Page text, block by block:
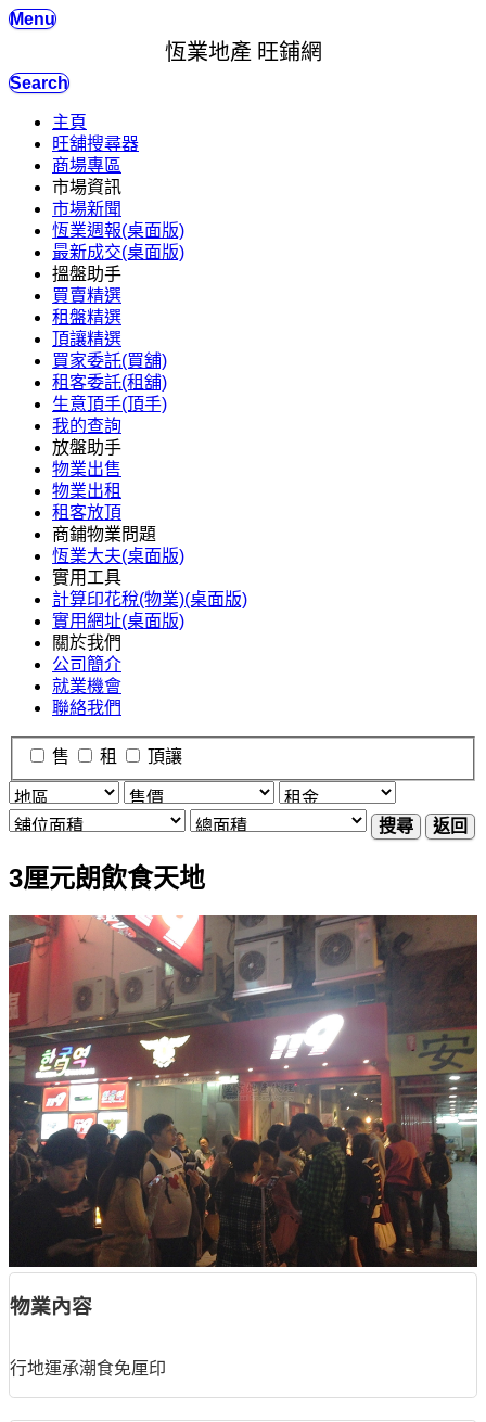
Menu
恆業地產 旺鋪網
Search
主頁
旺舖搜尋器
商場專區
市場資訊
市場新聞
恆業週報(桌面版)
最新成交(桌面版)
搵盤助手
買賣精選
租盤精選
頂讓精選
買家委託(買舖)
租客委託(租舖)
生意頂手(頂手)
我的查詢
放盤助手
物業出售
物業出租
租客放頂
商鋪物業問題
恆業大夫(桌面版)
實用工具
計算印花稅(物業)(桌面版)
實用網址(桌面版)
關於我們
公司簡介
就業機會
聯絡我們
售 租 頂讓
搜尋 返回
3厘元朗飲食天地
物業內容
行地運承潮食免厘印